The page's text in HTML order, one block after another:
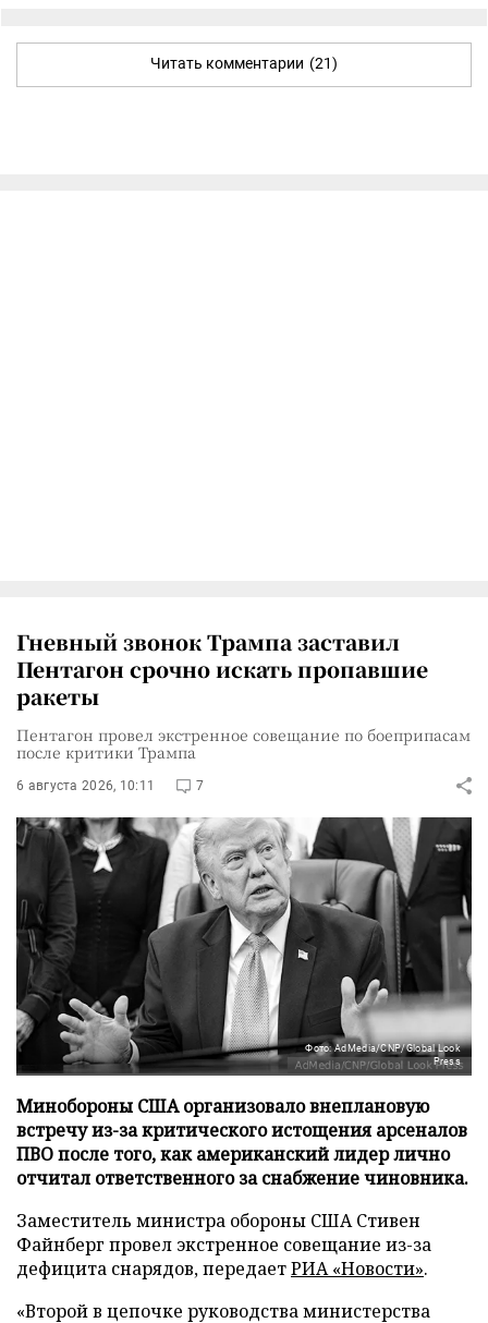
Читать комментарии (21)
Гневный звонок Трампа заставил
Пентагон срочно искать пропавшие
ракеты
Пентагон провел экстренное совещание по боеприпасам
после критики Трампа
6 августа 2026, 10:11 7
Фото: AdMedia/CNP/Global Look
Press
Минобороны США организовало внеплановую
встречу из-за критического истощения арсеналов
ПВО после того, как американский лидер лично
отчитал ответственного за снабжение чиновника.
Заместитель министра обороны США Стивен
Файнберг провел экстренное совещание из-за
дефицита снарядов, передаетРИА «Новости».
«Второй в цепочке руководства министерства